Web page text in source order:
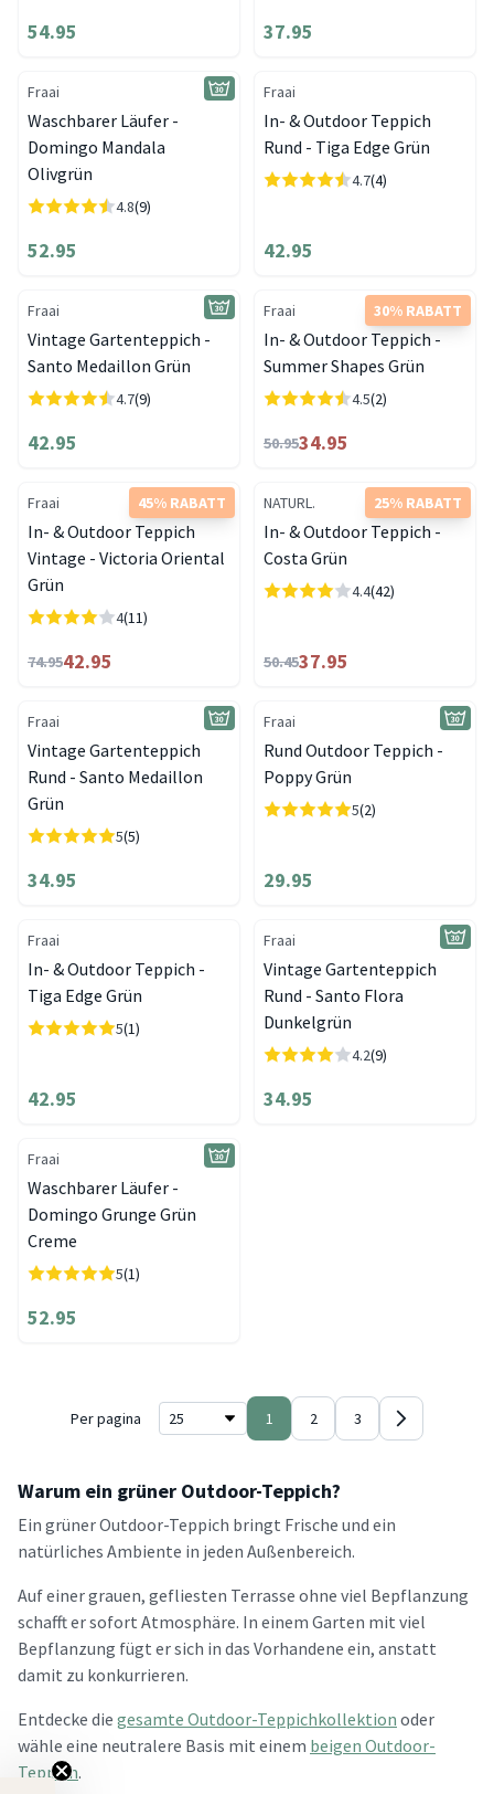
54.95 37.95
Fraai
Waschbarer Läufer -
Domingo Mandala
Olivgrün
4.8(9)
52.95
Fraai
In- & Outdoor Teppich
Rund - Tiga Edge Grün
4.7(4)
42.95
Fraai
Vintage Gartenteppich -
Santo Medaillon Grün
4.7(9)
42.95
30% RABATT
Fraai
In- & Outdoor Teppich -
Summer Shapes Grün
4.5(2)
50.9534.95
45% RABATT
Fraai
In- & Outdoor Teppich
Vintage - Victoria Oriental
Grün
4(11)
74.9542.95
25% RABATT
NATURL.
In- & Outdoor Teppich -
Costa Grün
4.4(42)
50.4537.95
Fraai
Vintage Gartenteppich
Rund - Santo Medaillon
Grün
5(5)
34.95
Fraai
Rund Outdoor Teppich -
Poppy Grün
5(2)
29.95
Fraai
In- & Outdoor Teppich -
Tiga Edge Grün
5(1)
42.95
Fraai
Vintage Gartenteppich
Rund - Santo Flora
Dunkelgrün
4.2(9)
34.95
Fraai
Waschbarer Läufer -
Domingo Grunge Grün
Creme
5(1)
52.95
Per pagina 1 2 3
Warum ein grüner Outdoor-Teppich?
Ein grüner Outdoor-Teppich bringt Frische und ein
natürliches Ambiente in jeden Außenbereich.
Auf einer grauen, gefliesten Terrasse ohne viel Bepflanzung
schafft er sofort Atmosphäre. In einem Garten mit viel
Bepflanzung fügt er sich in das Vorhandene ein, anstatt
damit zu konkurrieren.
Entdecke die gesamte Outdoor-Teppichkollektion oder
wähle eine neutralere Basis mit einem beigen Outdoor-
Teppich.